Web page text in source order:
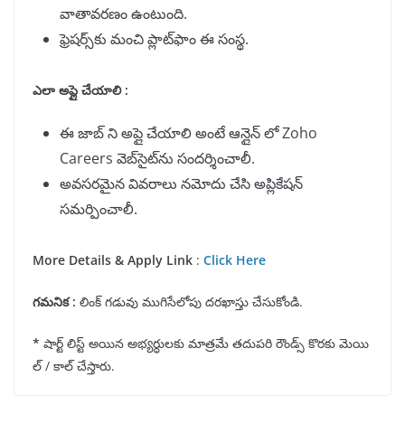
వాతావరణం ఉంటుంది.
ఫ్రెషర్స్‌కు మంచి ప్లాట్‌ఫాం ఈ సంస్థ.
ఎలా అప్లై చేయాలి :
ఈ జాబ్ ని అప్లై చేయాలి అంటే ఆన్లైన్ లో Zoho
Careers వెబ్‌సైట్‌ను సందర్శించాలీ.
అవసరమైన వివరాలు నమోదు చేసి అప్లికేషన్
సమర్పించాలీ.
More Details & Apply Link : Click Here
గమనిక: లింక్ గడువు ముగిసేలోపు దరఖాస్తు చేసుకోండి.
* షార్ట్ లిస్ట్ అయిన అభ్యర్ధులకు మాత్రమే తదుపరి రౌండ్స్ కొరకు మెయి
ల్ / కాల్ చేస్తారు.